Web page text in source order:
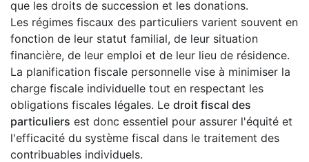
que les droits de succession et les donations.
Les régimes fiscaux des particuliers varient souvent en
fonction de leur statut familial, de leur situation
financière, de leur emploi et de leur lieu de résidence.
La planification fiscale personnelle vise à minimiser la
charge fiscale individuelle tout en respectant les
obligations fiscales légales. Le droit fiscal des
particuliers est donc essentiel pour assurer l'équité et
l'efficacité du système fiscal dans le traitement des
contribuables individuels.